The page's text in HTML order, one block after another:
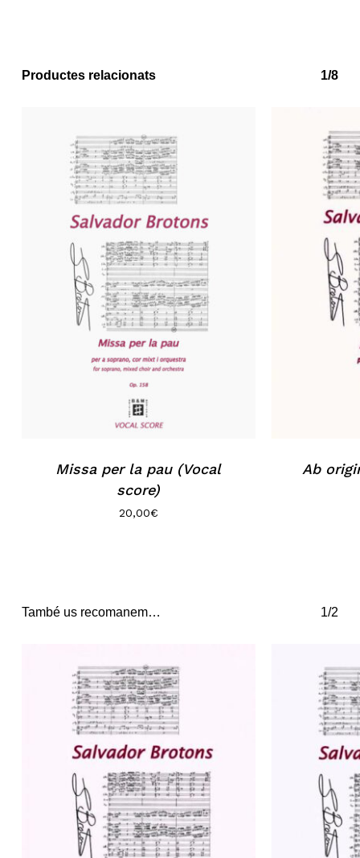
Productes relacionats 1/8
Missa per la pau (Vocal
score)
20,00€
Ab
També us recomanem… 1/2